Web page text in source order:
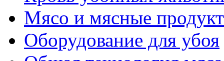
Мясо и мясные
Оборудование для убоя